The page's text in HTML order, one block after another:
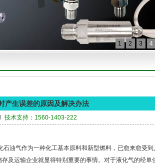
1 2 3 4
产生误差的原因及解决办法
技术支持：1560-1403-222
气作为一种化工基本原料和新型燃料，已愈来愈受到
及运输企业就显得特别重要的事情。对于液化气的经单